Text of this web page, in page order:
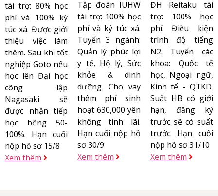
tài trợ: 80% học
phí và 100% ký
túc xá. Được giới
thiệu việc làm
thêm. Sau khi tốt
nghiệp Goto nếu
học lên Đại học
công lập
Nagasaki sẽ
được nhận tiếp
học bổng 50-
100%. Hạn cuối
nộp hồ sơ 15/8
Xem thêm
Tập đoàn IUHW
tài trợ: 100% học
phí và ký túc xá.
Tuyển 3 ngành:
Quản lý phúc lợi
y tế, Hộ lý, Sức
khỏe & dinh
dưỡng. Cho vay
thêm phí sinh
hoạt 630,000 yên
không tính lãi.
Hạn cuối nộp hồ
sơ 30/9
Xem thêm
ĐH Reitaku tài
trợ: 100% học
phí. Điều kiện
trình độ tiếng
N2. Tuyển các
khoa: Quốc tế
học, Ngoại ngữ,
Kinh tế - QTKD.
Suất HB có giới
hạn, đăng ký
trước sẽ có suất
trước. Hạn cuối
nộp hồ sơ 31/10
Xem thêm